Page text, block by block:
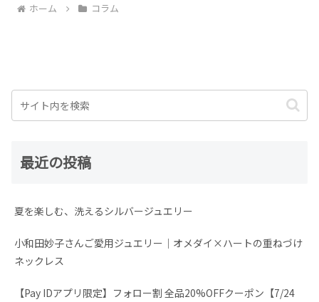
ホーム コラム
最近の投稿
夏を楽しむ、洗えるシルバージュエリー
小和田妙子さんご愛用ジュエリー｜オメダイ×ハートの重ねづけ
ネックレス
【Pay IDアプリ限定】フォロー割 全品20%OFFクーポン【7/24